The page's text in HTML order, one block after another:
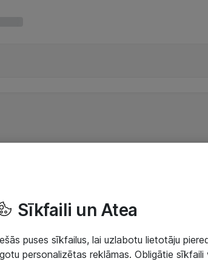
Sīkfaili un Atea
puses sīkfailus, lai uzlabotu lietotāju
personalizētas reklāmas. Obligātie sīkfaili